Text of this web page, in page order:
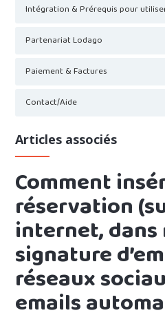
Intégration & Prérequis pour
Partenariat Lodago
Paiement & Factures
Contact/Aide
Articles associés
Comment
réservation
internet, dans
signature
réseaux
emails